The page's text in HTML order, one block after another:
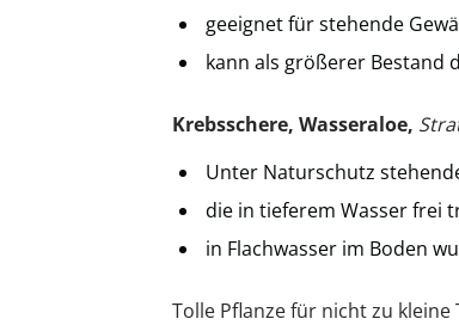
geeignet für stehende
kann als größerer Bestand
Krebsschere, Wasseraloe,
Unter Naturschutz
die in tieferem Wasser frei
in Flachwasser im Boden
Tolle Pflanze für nicht zu